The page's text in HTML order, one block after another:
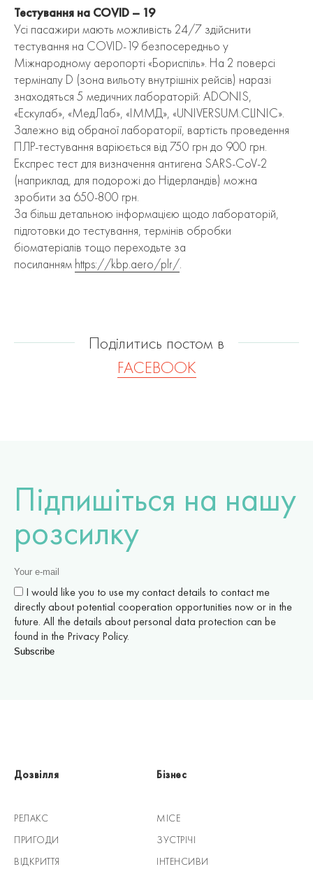
Тестування на COVID – 19
Усі пасажири мають можливість 24/7 здійснити
тестування на COVID-19 безпосередньо у
Міжнародному аеропорті «Бориспіль». На 2 поверсі
терміналу D (зона вильоту внутрішніх рейсів) наразі
знаходяться 5 медичних лабораторій: ADONIS,
«Ескулаб», «МедЛаб», «ІММД», «UNIVERSUM.CLINIC».
Залежно від обраної лабораторії, вартість проведення
ПЛР-тестування варіюється від 750 грн до 900 грн.
Експрес тест для визначення антигена SARS-CoV-2
(наприклад, для подорожі до Нідерландів) можна
зробити за 650-800 грн.
За більш детальною інформацією щодо лабораторій,
підготовки до тестування, термінів обробки
біоматеріалів тощо переходьте за
посиланням https://kbp.aero/plr/.
Поділитись постом в
FACEBOOK
Підпишіться на нашу
розсилку
I would like you to use my contact details to contact me
directly about potential cooperation opportunities now or in the
future. All the details about personal data protection can be
found in the Privacy Policy.
Дозвілля
РЕЛАКС
ПРИГОДИ
ВІДКРИТТЯ
Бізнес
MICE
ЗУСТРІЧІ
ІНТЕНСИВИ